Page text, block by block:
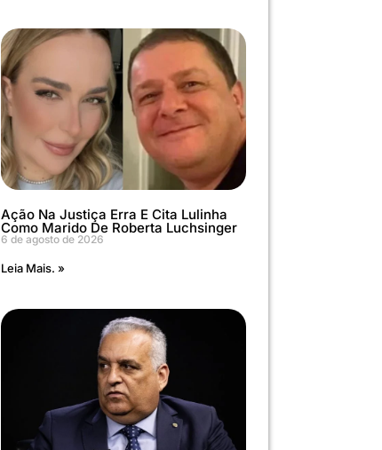
Ação Na Justiça Erra E Cita Lulinha
Como Marido De Roberta Luchsinger
6 de agosto de 2026
Leia Mais. »